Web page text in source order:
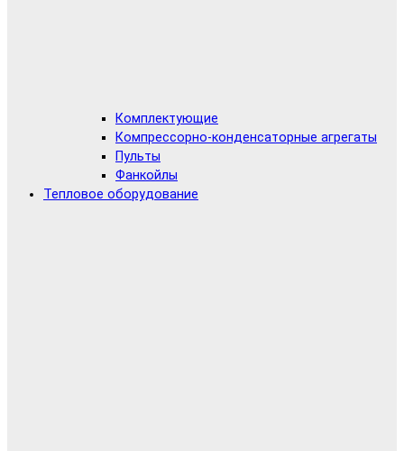
Комплектующие
Компрессорно-конденсаторные агрегаты
Пульты
Фанкойлы
Тепловое оборудование